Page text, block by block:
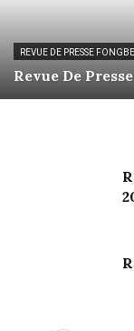
REVUE DE PRESSE FONGBE
Revue De